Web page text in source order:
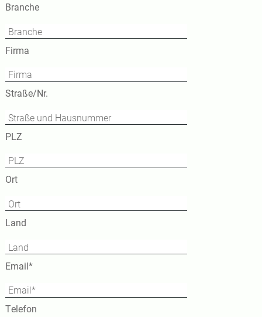
Branche
Firma
Straße/Nr.
PLZ
Ort
Land
Pflichtfeld
Email*
Telefon